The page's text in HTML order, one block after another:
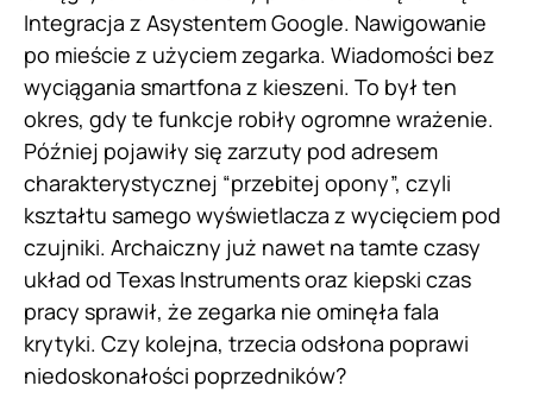
Integracja z Asystentem Google. Nawigowanie
po mieście z użyciem zegarka. Wiadomości bez
wyciągania smartfona z kieszeni. To był ten
okres, gdy te funkcje robiły ogromne wrażenie.
Później pojawiły się zarzuty pod adresem
charakterystycznej “przebitej opony”, czyli
kształtu samego wyświetlacza z wycięciem pod
czujniki. Archaiczny już nawet na tamte czasy
układ od Texas Instruments oraz kiepski czas
pracy sprawił, że zegarka nie ominęła fala
krytyki. Czy kolejna, trzecia odsłona poprawi
niedoskonałości poprzedników?